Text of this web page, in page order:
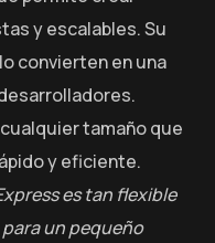
y escalables. Su
convierten en una
tamaño que
y eficiente.
es tan flexible
un pequeño